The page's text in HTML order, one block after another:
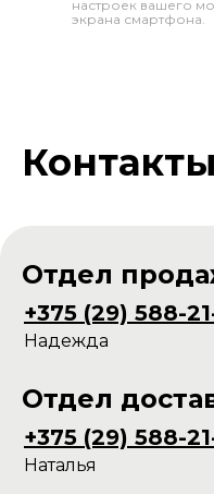
настроек вашего
экрана смартфона.
Контакты
Отдел
Надежда
Отдел
+375 (29) 588-
Наталья
+375 (29) 588-